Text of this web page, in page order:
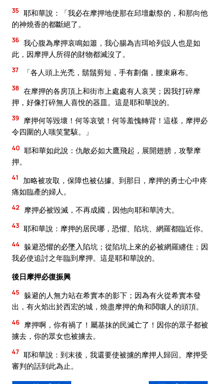
35 耶和華說：「我必在摩押地使那在邱壇獻祭的，和那向他
的神燒香的都斷絕了。
36 我心腹為摩押哀鳴如簫，我心腸為吉珥哈列設人也是如
此，因摩押人所得的財物都滅沒了。
37 「各人頭上光禿，鬍鬚剪短，手有劃傷，腰束麻布。
38 在摩押的各房頂上和街市上處處有人哀哭；因我打碎摩
押，好像打碎無人喜悅的器皿。這是耶和華說的。
39
摩押何等毀壞！何等哀號！何等羞愧轉背！這樣，摩押必
令四圍的人嗤笑驚駭。」
40 耶和華如此說：仇敵必如大鷹飛起，展開翅膀，攻擊摩
押。
41
加略被攻取，保障也被佔據。到那日，摩押的勇士心中疼
痛如臨產的婦人。
42 摩押必被毀滅，不再成國，因他向耶和華誇大。
43 耶和華說：摩押的居民哪，恐懼、陷坑、網羅都臨近你。
44 躲避恐懼的必墜入陷坑；從陷坑上來的必被網羅纏住；因
我必使追討之年臨到摩押。這是耶和華說的。
後日摩押必復振興
45 躲避的人無力站在希實本的影下；因為有火從希實本發
出，有火焰出於西宏的城，燒盡摩押的角和鬨嚷人的頭頂。
46 摩押啊，你有禍了！屬基抹的民滅亡了！因你的眾子都被
擄去，你的眾女也被擄去。
47 耶和華說：到末後，我還要使被擄的摩押人歸回。摩押受
審判的話到此為止。